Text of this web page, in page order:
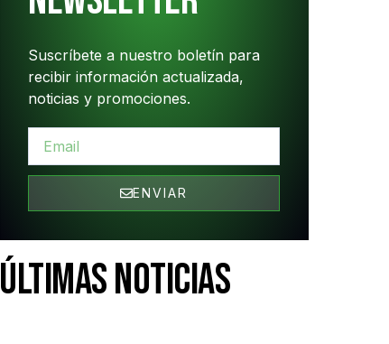
Suscríbete a nuestro boletín para
recibir información actualizada,
noticias y promociones.
ENVIAR
ÚLTIMAS NOTICIAS